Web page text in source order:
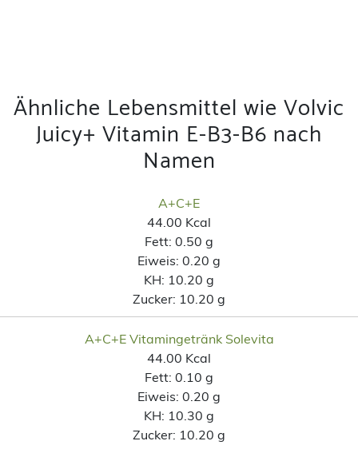
Ähnliche Lebensmittel wie Volvic
Juicy+ Vitamin E-B3-B6 nach
Namen
A+C+E
44.00 Kcal
Fett: 0.50 g
Eiweis: 0.20 g
KH: 10.20 g
Zucker: 10.20 g
A+C+E Vitamingetränk Solevita
44.00 Kcal
Fett: 0.10 g
Eiweis: 0.20 g
KH: 10.30 g
Zucker: 10.20 g